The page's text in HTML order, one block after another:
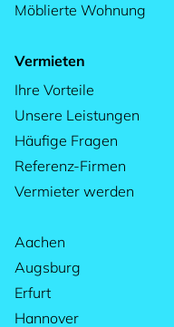
Möblierte Wohnung
Vermieten
Ihre Vorteile
Unsere Leistungen
Häufige Fragen
Referenz-Firmen
Vermieter werden
Aachen
Augsburg
Erfurt
Hannover